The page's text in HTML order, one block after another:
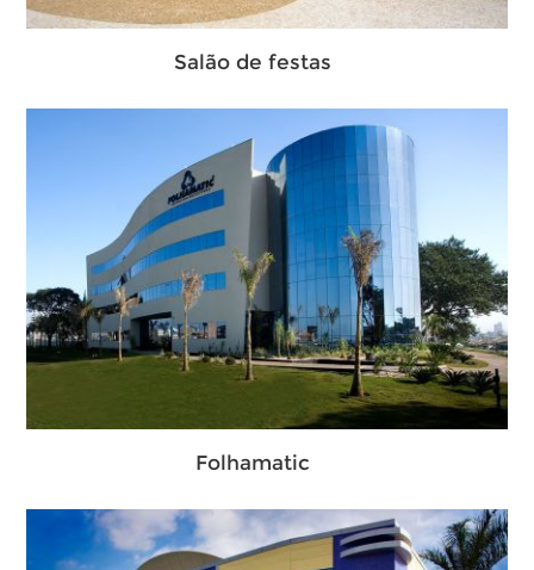
Salão de festas
Folhamatic